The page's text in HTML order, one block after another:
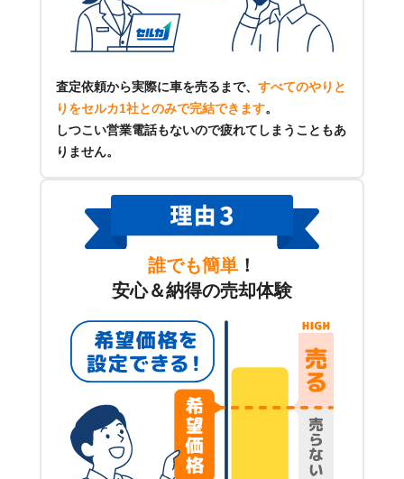
査定依頼から実際に車を売るまで、 すべてのやりと
りをセルカ1社とのみで完結できます。
しつこい営業電話もないので疲れてしまうこともあ
りません。
誰でも簡単 ！
安心＆納得の売却体験